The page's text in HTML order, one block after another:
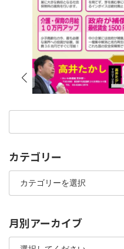
カテゴリー
カ
ゴ
ー
月別アーカイブ